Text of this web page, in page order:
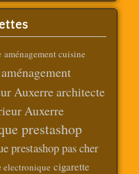
aménagement cuisine
aménagement
Auxerrearchitecte
Auxerre
prestashop
prestashop pas cher
electronique cigarette